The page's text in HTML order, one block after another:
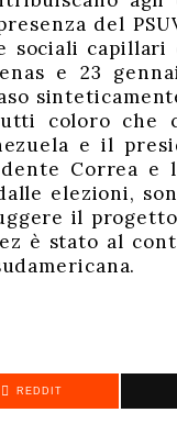
del
sociali capillari
e 23
coloro che
e il
Correa e
elezioni,
il
è stato al
REDDIT